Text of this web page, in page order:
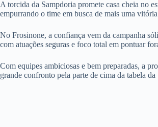
A torcida da Sampdoria promete casa cheia no
empurrando o time em busca de mais uma
No Frosinone, a confiança vem da campanha
com atuações seguras e foco total em pontuar
Com equipes ambiciosas e bem preparadas, a
grande confronto pela parte de cima da tabela